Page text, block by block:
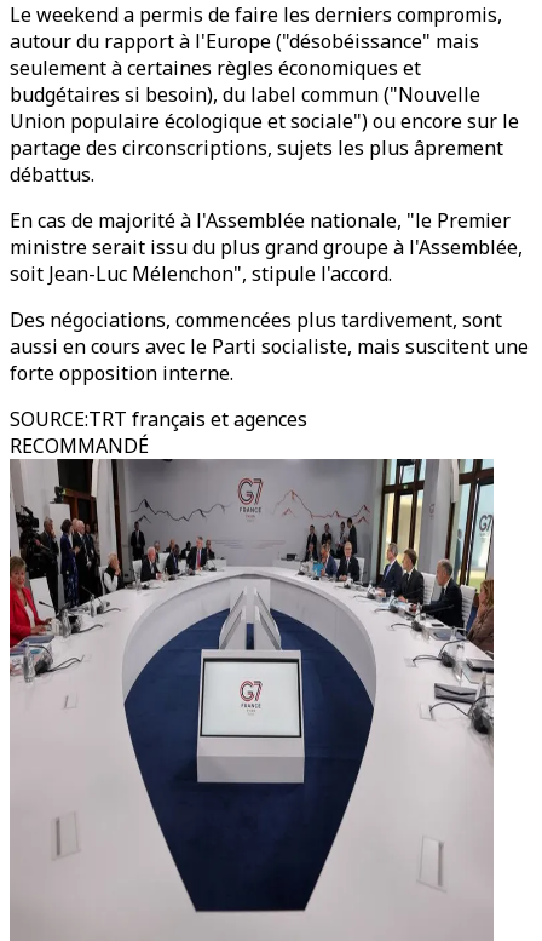
Le weekend a permis de faire les derniers compromis,
autour du rapport à l'Europe ("désobéissance" mais
seulement à certaines règles économiques et
budgétaires si besoin), du label commun ("Nouvelle
Union populaire écologique et sociale") ou encore sur le
partage des circonscriptions, sujets les plus âprement
débattus.
En cas de majorité à l'Assemblée nationale, "le Premier
ministre serait issu du plus grand groupe à l'Assemblée,
soit Jean-Luc Mélenchon", stipule l'accord.
Des négociations, commencées plus tardivement, sont
aussi en cours avec le Parti socialiste, mais suscitent une
forte opposition interne.
SOURCE:TRT français et agences
RECOMMANDÉ